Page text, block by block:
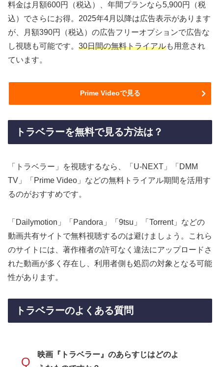
料金は月額600円（税込）、年間プランなら5,900円（税
込）でさらにお得。2025年4月以降は広告表示があります
が、月額390円（税込）の広告フリーオプションで広告な
し視聴も可能です。 30日間の無料トライアルも用意され
ています。
Prime Videoで見る
トラベラーを無料で見る方法は？
「トラベラー」を視聴するなら、「U-NEXT」「DMM
TV」「Prime Video」などの無料トライアル期間を活用す
るのがおすすめです。
「Dailymotion」「Pandora」「9tsu」「Torrent」などの
動画共有サイトで無料視聴するのは避けましょう。これら
のサイトには、著作権者の許可なく違法にアップロードさ
れた動画が多く存在し、利用者側も処罰の対象となる可能
性があります。
トラベラーのよくある質問
Q
映画『トラベラー』のあらすじはどのよ